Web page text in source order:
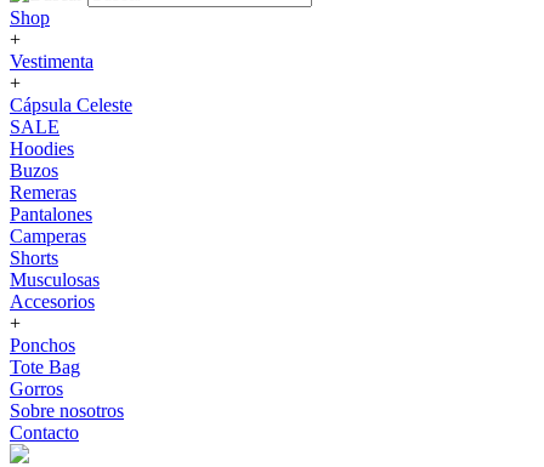
Shop
+
Vestimenta
+
Cápsula Celeste
SALE
Hoodies
Buzos
Remeras
Pantalones
Camperas
Shorts
Musculosas
Accesorios
+
Ponchos
Tote Bag
Gorros
Sobre nosotros
Contacto